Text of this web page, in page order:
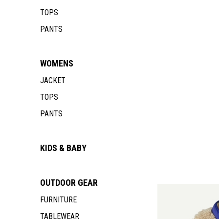
TOPS
PANTS
WOMENS
JACKET
TOPS
PANTS
KIDS & BABY
OUTDOOR GEAR
FURNITURE
TABLEWEAR